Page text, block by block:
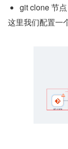
git clone 节点
这里我们配置一